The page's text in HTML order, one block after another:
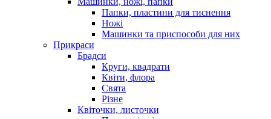
Папки, пластини для тиснення
Ножі
Машинки та приспособи для них
Прикраси
Брадси
Круги, квадрати
Квіти, флора
Свята
Різне
Квіточки, листочки